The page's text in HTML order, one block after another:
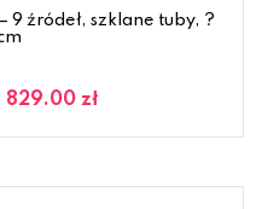
9 źródeł, szklane tuby, ?
829.00 zł